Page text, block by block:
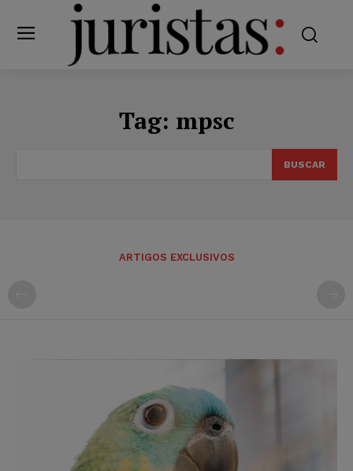
Tag: mpsc
BUSCAR
ARTIGOS EXCLUSIVOS